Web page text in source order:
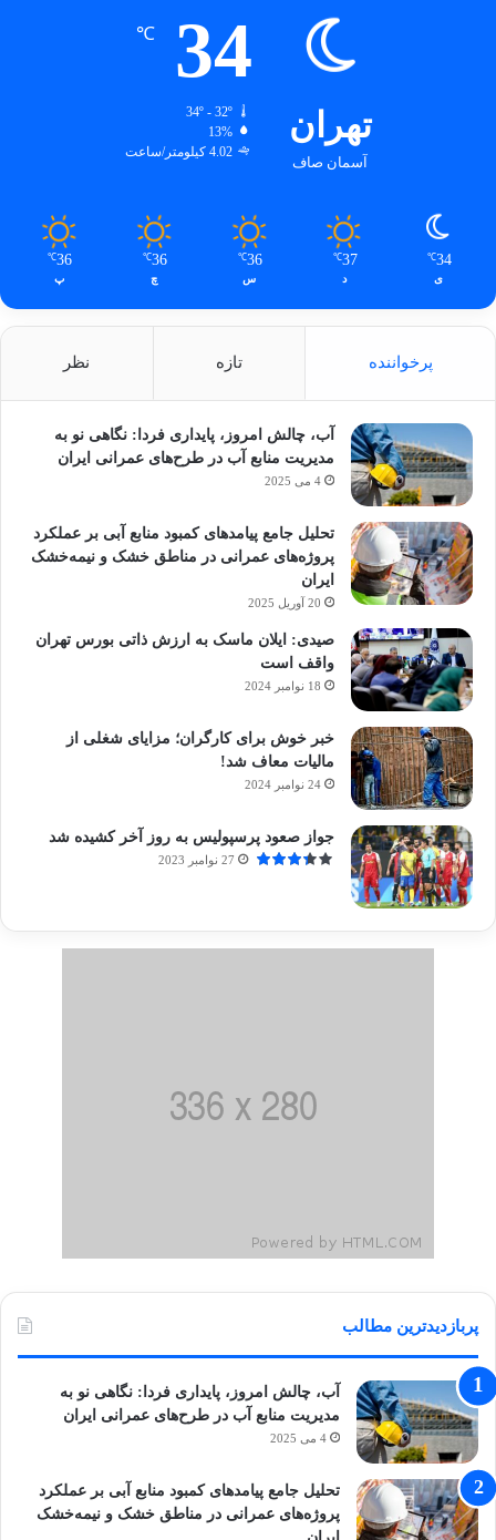
تهران
آسمان صاف
34
℃
34º - 32º
13%
4.02 کیلومتر/ساعت
34
℃
ی
37
℃
د
36
℃
س
36
℃
چ
36
℃
پ
پرخواننده تازه نظر
آب، چالش امروز، پایداری فردا: نگاهی نو به
مدیریت منابع آب در طرح‌های عمرانی ایران
4 می 2025
تحلیل جامع پیامدهای کمبود منابع آبی بر عملکرد
پروژه‌های عمرانی در مناطق خشک و نیمه‌خشک
ایران
20 آوریل 2025
صیدی: ایلان ماسک به ارزش ذاتی بورس تهران
واقف است
18 نوامبر 2024
خبر خوش برای کارگران؛ مزایای شغلی از
مالیات معاف شد!
24 نوامبر 2024
جواز صعود پرسپولیس به روز آخر کشیده شد
27 نوامبر 2023
پربازدیدترین مطالب
آب، چالش امروز، پایداری فردا: نگاهی نو به
مدیریت منابع آب در طرح‌های عمرانی ایران
4 می 2025
تحلیل جامع پیامدهای کمبود منابع آبی بر عملکرد
پروژه‌های عمرانی در مناطق خشک و نیمه‌خشک